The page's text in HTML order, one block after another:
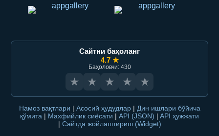
Сайтни баҳоланг
4.7 ★
Баҳоловчи: 430
★ ★ ★ ★ ★
Намоз вақтлари | Асосий ҳудудлар | Дин ишлари бўйича
қўмита | Махфийлик сиёсати | API (JSON) | API ҳужжати
| Сайтда жойлаштириш (Widget)